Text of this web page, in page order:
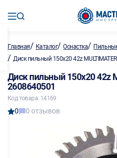
Главная/ Каталог/Оснастка/
/ Диск пильный 150х20 42z
Диск пильный 150х20 42z
2608640501
Код товара: 14169
0 0 отзывов